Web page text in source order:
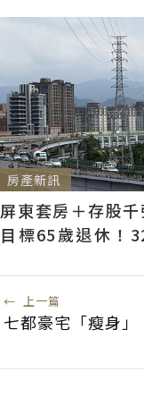
房產新訊
屏東套房＋存股
目標65歲退休！
← 上一篇
七都豪宅「瘦身